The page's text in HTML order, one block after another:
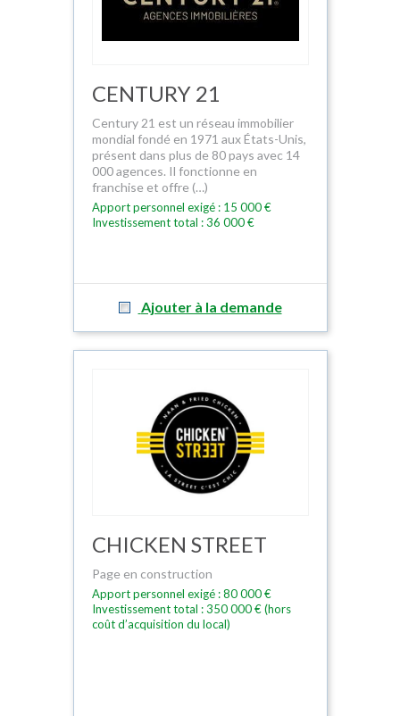
CENTURY 21
Century 21 est un réseau immobilier
mondial fondé en 1971 aux États-Unis,
présent dans plus de 80 pays avec 14
000 agences. Il fonctionne en
franchise et offre (…)
Apport personnel exigé : 15 000 €
Investissement total : 36 000 €
Ajouter à la demande
CHICKEN STREET
Page en construction
Apport personnel exigé : 80 000 €
Investissement total : 350 000 € (hors
coût d’acquisition du local)